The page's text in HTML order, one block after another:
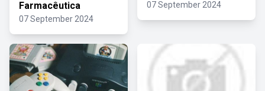
Farmacêutica
07 September 2024
07 September 2024